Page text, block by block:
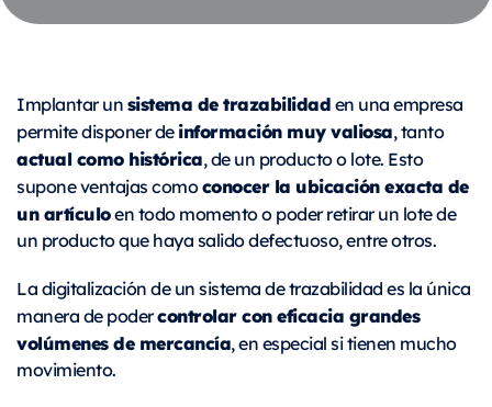
Implantar unsistema de trazabilidaden una empresa
permite disponer deinformación muy valiosa, tanto
actual como histórica, de un producto o lote. Esto
supone ventajas comoconocer la ubicación exacta de
un artículoen todo momento o poder retirar un lote de
un producto que haya salido defectuoso, entre otros.
La digitalización de un sistema de trazabilidad es la única
manera de podercontrolar con eficacia grandes
volúmenes de mercancía, en especial si tienen mucho
movimiento.